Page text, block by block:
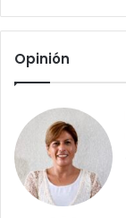
Opinión